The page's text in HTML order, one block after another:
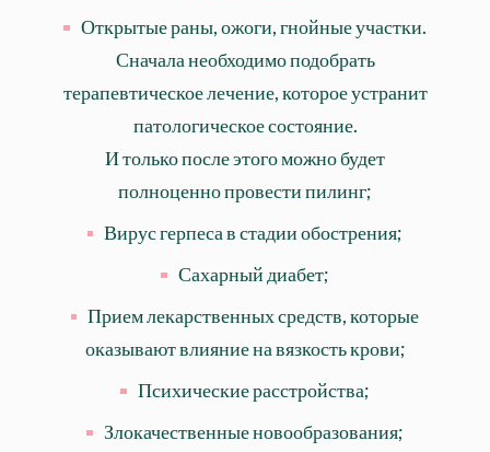
Открытые раны, ожоги, гнойные участки.
Сначала необходимо подобрать
терапевтическое лечение, которое устранит
патологическое состояние.
И только после этого можно будет
полноценно провести пилинг;
Вирус герпеса в стадии обострения;
Сахарный диабет;
Прием лекарственных средств, которые
оказывают влияние на вязкость крови;
Психические расстройства;
Злокачественные новообразования;